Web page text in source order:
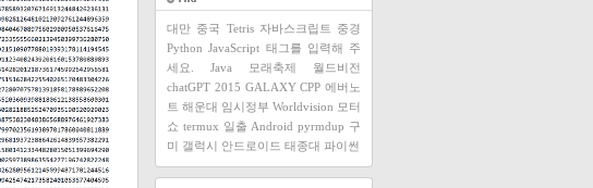
대만 중국 Tetris 자바스크립트
중경
Python JavaScript 태그를 입력해 주
세요.
Java 모래축제
월드비전
chatGPT 2015 GALAXY CPP 에버노
트 해운대 임시정부 Worldvision 모터
쇼 termux 일출 Android pyrmdup 구
미 갤럭시 안드로이드 태종대 파이썬